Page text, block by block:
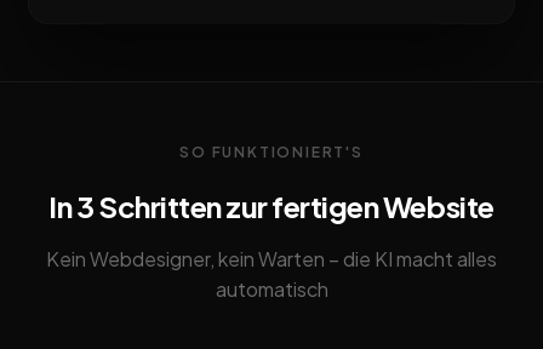
SO FUNKTIONIERT'S
In 3 Schritten zur fertigen Website
Kein Webdesigner, kein Warten – die KI macht alles
automatisch